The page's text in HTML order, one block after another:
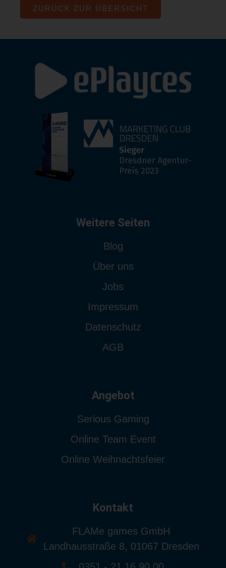
ZURÜCK ZUR ÜBERSICHT
Kontakt
FLAMe games GmbH
Landhausstraße 8, 01067 Dresden
Angebot
Serious Gaming
Online Team Event
Online Weihnachtsfeier
Weitere Seiten
Blog
Über uns
Jobs
Impressum
Datenschutz
AGB